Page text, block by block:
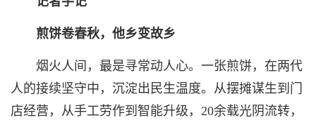
煎饼卷春秋，他乡变故乡
烟火人间，最是寻常动人心。一张煎饼，在两代
人的接续坚守中，沉淀出民生温度。从摆摊谋生到门
店经营，从手工劳作到智能升级，20余载光阴流转，